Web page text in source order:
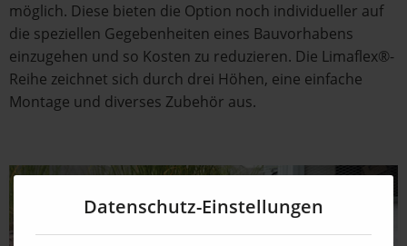
möglich. Diese bieten die Option noch individueller auf
die speziellen Gegebenheiten eines Bauvorhabens
einzugehen und so Kosten zu reduzieren. Die Limaflex®-
Reihe zeichnet sich durch drei Höhen, eine einfache
Montage und diverses Zubehör aus.
Datenschutz-Einstellungen